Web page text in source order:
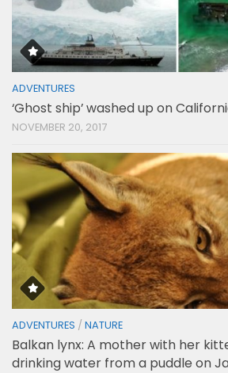
ADVENTURES
‘Ghost ship’ washed up on
NOVEMBER 20, 2017
ADVENTURES / NATURE
Balkan lynx: A mother with her
drinking water from a puddle on